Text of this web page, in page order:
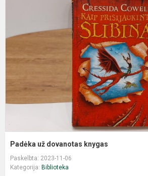
Padėka už dovanotas knygas
Paskelbta: 2023-11-06
Kategorija: Biblioteka